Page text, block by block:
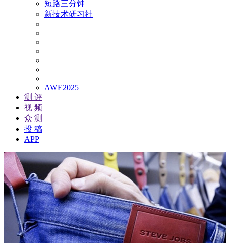
短路三分钟
新技术研习社
AWE2025
测 评
视 频
众 测
投 稿
APP